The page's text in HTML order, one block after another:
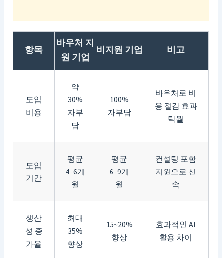
항목
바우처 지
원 기업
비지원 기업 비고
도입
비용
약
30%
자부
담
100%
자부담
바우처로 비
용 절감 효과
탁월
도입
기간
평균
4~6개
월
평균
6~9개
월
컨설팅 포함
지원으로 신
속
생산
성 증
가율
최대
35%
향상
15~20%
향상
효과적인 AI
활용 차이